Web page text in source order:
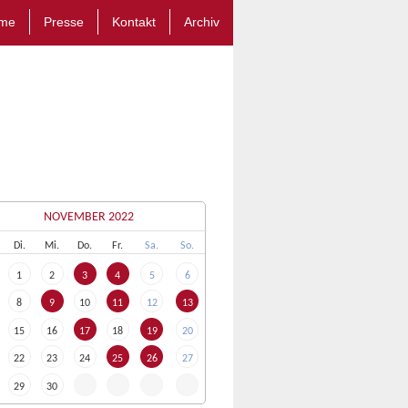
Presse Kontakt Archiv
Di. Mi. Do. Fr. Sa. So.
1 2 3 4 5 6
8 9 10 11 12 13
15 16 17 18 19 20
22 23 24 25 26 27
29 30
NOVEMBER 2022